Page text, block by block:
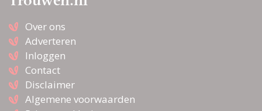
Over ons
Adverteren
Inloggen
Contact
Disclaimer
Algemene voorwaarden